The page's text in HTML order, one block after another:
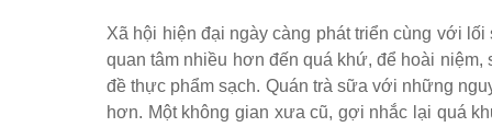
Xã hội hiện đại ngày càng phát triển cùng với
quan tâm nhiều hơn đến quá khứ, để hoài
đề thực phẩm sạch. Quán trà sữa với những
hơn. Một không gian xưa cũ, gợi nhắc lại quá